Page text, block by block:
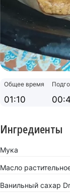
Общее время
01:10
Ингредиенты
Мука
Масло
Ванильный сахар